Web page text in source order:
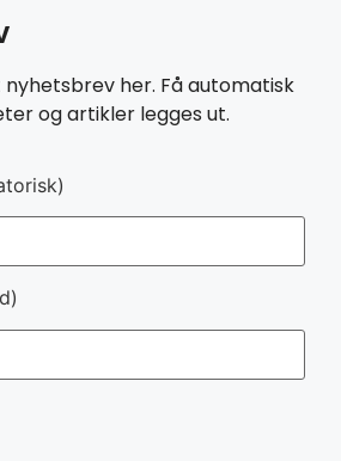
her. Få automatisk
og artikler legges ut.